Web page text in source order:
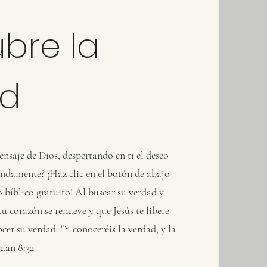
la
de Dios, despertando en ti el deseo
¡Haz clic en el botón de abajo
bíblico gratuito! Al buscar su verdad y
corazón se renueve y que Jesús te libere
su verdad: "Y conoceréis la verdad, y la
8:32